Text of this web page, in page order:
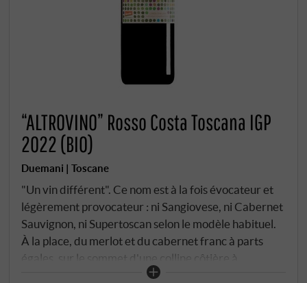
“ALTROVINO” Rosso Costa Toscana IGP
2022 (BIO)
Duemani | Toscane
"Un vin différent". Ce nom est à la fois évocateur et
légèrement provocateur : ni Sangiovese, ni Cabernet
Sauvignon, ni Supertoscan selon le modèle habituel.
À la place, du merlot et du cabernet franc à parts
égales, sur le sommet d'une colline côtière à
Riparbella, face à la mer Tyrrhénienne, sur un sol